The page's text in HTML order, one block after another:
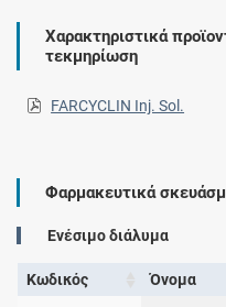
Χαρακτηριστικά
τεκμηρίωση
FARCYCLIN Inj. Sol.
Φαρμακευτικά
Eνέσιμο διάλυμα
Κωδικός Όνομα